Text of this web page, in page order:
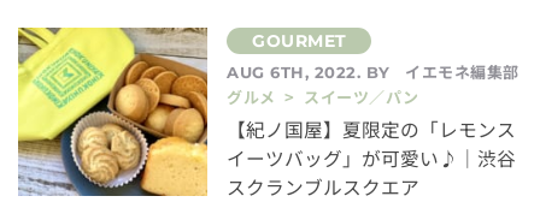
AUG 6TH, 2022. BY
イエモネ編集部
グルメ > スイーツ／パン
【紀ノ国屋】夏限定の「レモンス
イーツバッグ」が可愛い♪｜渋谷
スクランブルスクエア